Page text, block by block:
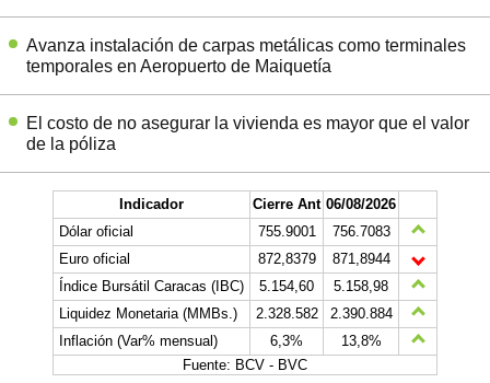
Avanza instalación de carpas metálicas como terminales
temporales en Aeropuerto de Maiquetía
El costo de no asegurar la vivienda es mayor que el valor
de la póliza
Indicador Cierre Ant 06/08/2026
Dólar oficial
755.9001
756.7083
Euro oficial
872,8379
871,8944
Índice Bursátil Caracas (IBC)
5.154,60
5.158,98
Liquidez Monetaria (MMBs.)
2.328.582
2.390.884
Inflación (Var% mensual)
6,3%
13,8%
Fuente: BCV - BVC